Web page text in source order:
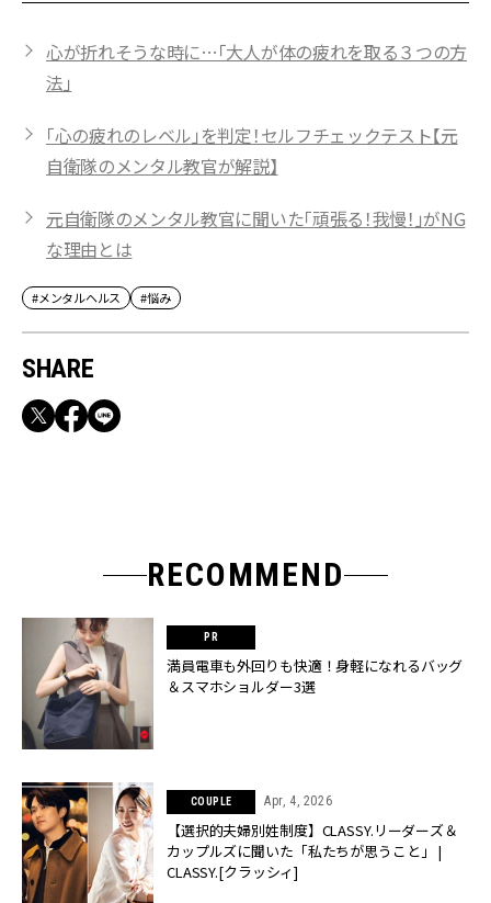
心が折れそうな時に…「大人が体の疲れを取る３つの方
法」
「心の疲れのレベル」を判定！セルフチェックテスト【元
自衛隊のメンタル教官が解説】
元自衛隊のメンタル教官に聞いた「頑張る！我慢！」がNG
な理由とは
#メンタルヘルス #悩み
SHARE
RECOMMEND
満員電車も外回りも快適！身軽になれるバッグ
＆スマホショルダー3選
COUPLE Apr, 4, 2026
【選択的夫婦別姓制度】CLASSY.リーダーズ＆
カップルズに聞いた「私たちが思うこと」 |
CLASSY.[クラッシィ]